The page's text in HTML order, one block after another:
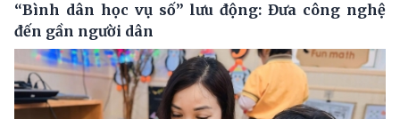
“Bình dân học vụ số” lưu động: Đưa công nghệ
đến gần người dân